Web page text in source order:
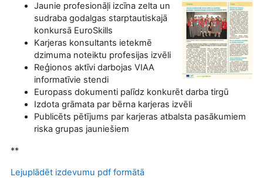
Jaunie profesionāļi izcīna zelta un
sudraba godalgas starptautiskajā
konkursā EuroSkills
Karjeras konsultants ietekmē
dzimuma noteiktu profesijas izvēli
Reģionos aktīvi darbojas VIAA
informatīvie stendi
Europass dokumenti palīdz konkurēt darba tirgū
Izdota grāmata par bērna karjeras izvēli
Publicēts pētījums par karjeras atbalsta pasākumiem
riska grupas jauniešiem
**
Lejuplādēt izdevumu pdf formātā